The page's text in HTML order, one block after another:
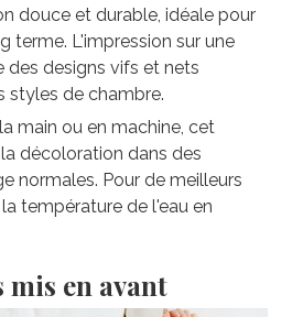
douce et durable, idéale pour
terme. L'impression sur une
des designs vifs et nets
styles de chambre.
main ou en machine, cet
décoloration dans des
normales. Pour de meilleurs
température de l'eau en
mis en avant